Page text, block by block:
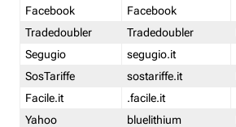
Facebook
Facebook
Tradedoubler
Tradedoubler
Segugio
segugio.it
SosTariffe
sostariffe.it
Facile.it
.facile.it
Yahoo
bluelithium